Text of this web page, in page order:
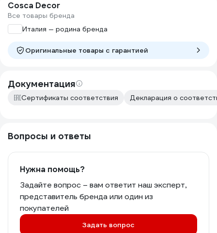
Cosca Decor
Все товары бренда
Италия — родина бренда
Оригинальные товары c гарантией
Документация
Сертификаты соответствия Декларация о
Вопросы и ответы
Нужна помощь?
Задайте вопрос – вам ответит наш эксперт,
представитель бренда или один из
покупателей
Задать вопрос